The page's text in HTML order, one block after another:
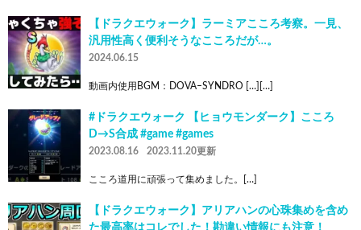
【ドラクエウォーク】ラーミアこころ考察。一見、
汎用性高く便利そうなこころだが…。
2024.06.15
動画内使用BGM：DOVA–SYNDRO […][…]
#ドラクエウォーク 【ヒョウモンダーク】こころ
D→S合成 #game #games
2023.08.16 2023.11.20更新
こころ道用に頑張って集めました。[…]
【ドラクエウォーク】アリアハンの心珠集めを含め
た最高率はコレでした！勘違い情報にも注意！